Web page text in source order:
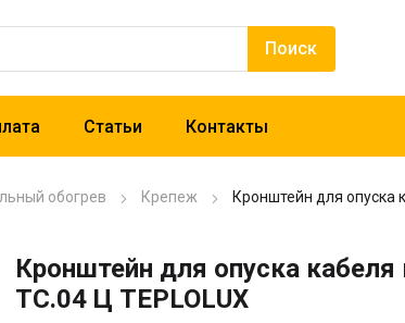
Статьи Контакты
обогрев Крепеж Кронштейн для опуска
Кронштейн для опуска кабеля
ТС.04 Ц TEPLOLUX